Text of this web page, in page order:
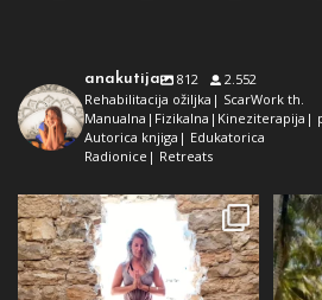
anakutija 812
2.552
Rehabilitacija ožiljka| ScarWork th.
Manualna|Fizikalna|Kineziterapija|
Autorica knjiga| Edukatorica
Radionice| Retreats
Dolaz da sam bila plava i dokaz da
preko ljeta
72 1
Da